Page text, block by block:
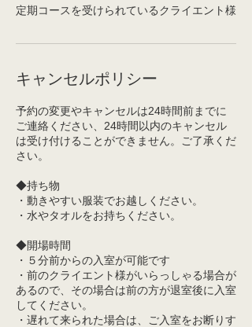
定期コースを受けられているクライエント様
キャンセルポリシー
予約の変更やキャンセルは24時間前までに
ご連絡ください、24時間以内のキャンセル
は受け付けることができません。ご了承くだ
さい。
◆持ち物
・動きやすい服装でお越しください。
・水やタオルをお持ちください。
◆開場時間
・５分前からの入室が可能です
・前のクライエント様がいらっしゃる場合が
あるので、その場合は前の方が退室後に入室
してください。
・遅れて来られた場合は、ご入室をお断りす